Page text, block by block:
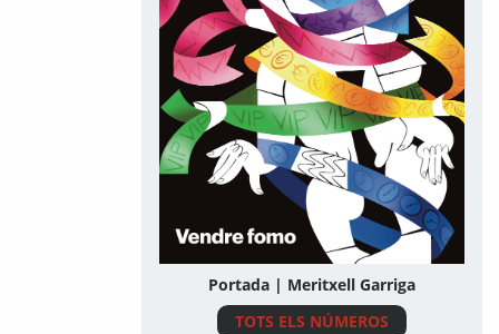
Portada | Meritxell Garriga
TOTS ELS NÚMEROS